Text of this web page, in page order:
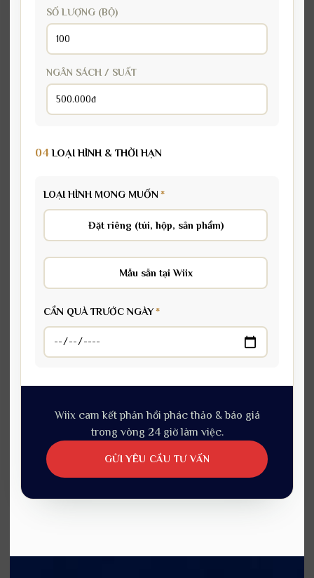
SỐ LƯỢNG (BỘ)
NGÂN SÁCH / SUẤT
04 LOẠI HÌNH & THỜI HẠN
LOẠI HÌNH MONG MUỐN *
Đặt riêng (túi, hộp, sản phẩm)
Mẫu sẵn tại Wiix
CẦN QUÀ TRƯỚC NGÀY*
Wiix cam kết phản hồi phác thảo & báo giá
trong vòng 24 giờ làm việc.